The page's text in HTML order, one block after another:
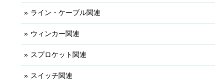
ライン・ケーブル関連
ウィンカー関連
スプロケット関連
スイッチ関連